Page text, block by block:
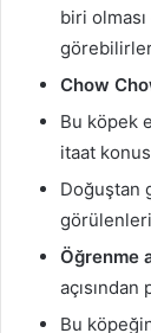
biri
Chow
Bu köpek
itaat
Doğuştan
Öğrenme
açısından
Bu